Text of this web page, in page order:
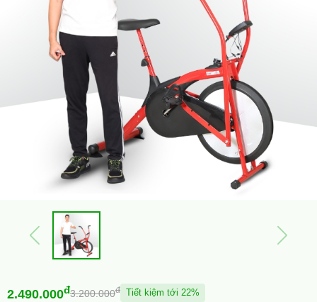
2.490.000đ3.200.000đ Tiết kiệm tới 22%